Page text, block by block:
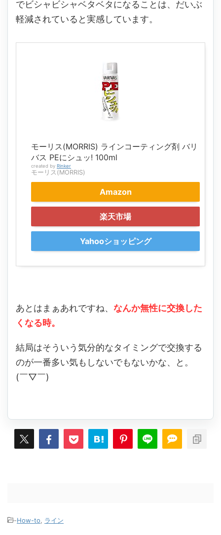
でビシャビシャベタベタになることは、だいぶ
軽減されていると実感しています。
モーリス(MORRIS) ラインコーティング剤 バリ
バス PEにシュッ! 100ml
created by Rinker
モーリス(MORRIS)
Amazon
楽天市場
Yahooショッピング
あとはまぁあれですね、 なんか無性に交換した
くなる時。
結局はそういう気分的なタイミングで交換する
のが一番多い気もしないでもないかな、と。
(￣▽￣)ゞ
-How-to ライン